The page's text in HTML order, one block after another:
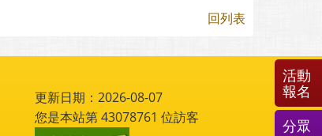
回列表
更新日期：2026-08-07
您是本站第43078761 位訪客
活動
報名
分眾